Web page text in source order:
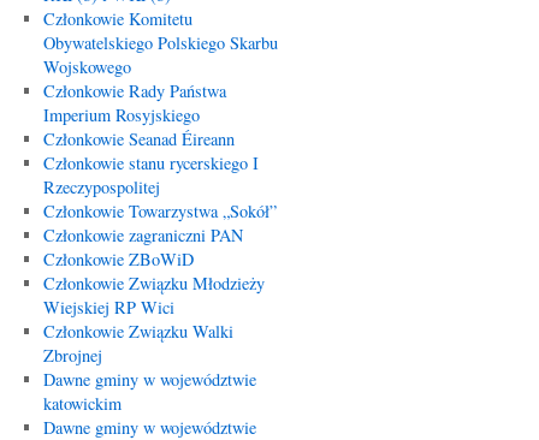
Członkowie Komitetu
Obywatelskiego Polskiego Skarbu
Wojskowego
Członkowie Rady Państwa
Imperium Rosyjskiego
Członkowie Seanad Éireann
Członkowie stanu rycerskiego I
Rzeczypospolitej
Członkowie Towarzystwa „Sokół”
Członkowie zagraniczni PAN
Członkowie ZBoWiD
Członkowie Związku Młodzieży
Wiejskiej RP Wici
Członkowie Związku Walki
Zbrojnej
Dawne gminy w województwie
katowickim
Dawne gminy w województwie